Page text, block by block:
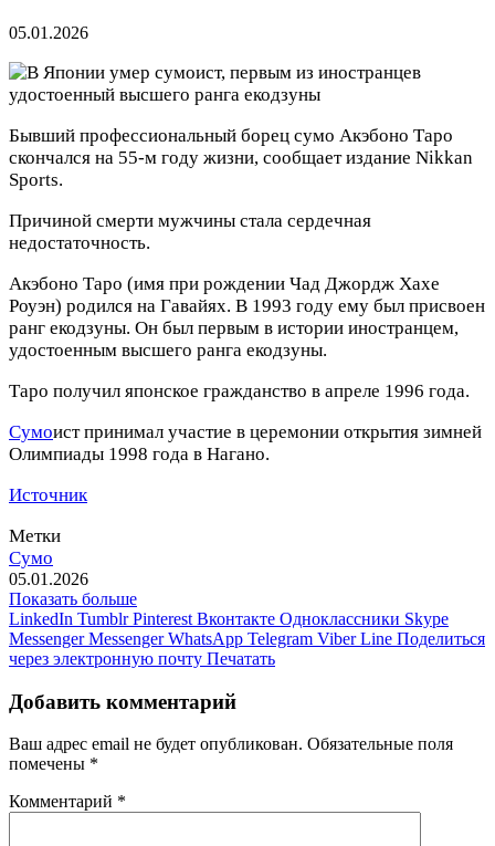
05.01.2026
Бывший профессиональный борец сумо Акэбоно Таро
скончался на 55‑м году жизни, сообщает издание Nikkan
Sports.
Причиной смерти мужчины стала сердечная
недостаточность.
Акэбоно Таро (имя при рождении Чад Джордж Хахе
Роуэн) родился на Гавайях. В 1993 году ему был присвоен
ранг екодзуны. Он был первым в истории иностранцем,
удостоенным высшего ранга екодзуны.
Таро получил японское гражданство в апреле 1996 года.
Сумоист принимал участие в церемонии открытия зимней
Олимпиады 1998 года в Нагано.
Источник
Метки
Сумо
05.01.2026
Показать больше
LinkedIn Tumblr Pinterest Вконтакте Одноклассники Skype
Messenger Messenger WhatsApp Telegram Viber Line Поделиться
через электронную почту Печатать
Добавить комментарий
Ваш адрес email не будет опубликован. Обязательные поля
помечены *
Комментарий *